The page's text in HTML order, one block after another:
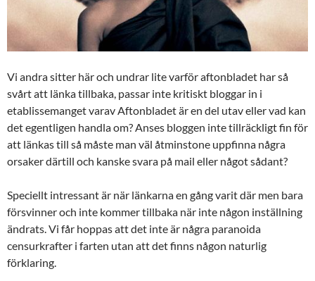
Vi andra sitter här och undrar lite varför aftonbladet har så
svårt att länka tillbaka, passar inte kritiskt bloggar in i
etablissemanget varav Aftonbladet är en del utav eller vad kan
det egentligen handla om? Anses bloggen inte tillräckligt fin för
att länkas till så måste man väl åtminstone uppfinna några
orsaker därtill och kanske svara på mail eller något sådant?
Speciellt intressant är när länkarna en gång varit där men bara
försvinner och inte kommer tillbaka när inte någon inställning
ändrats. Vi får hoppas att det inte är några paranoida
censurkrafter i farten utan att det finns någon naturlig
förklaring.